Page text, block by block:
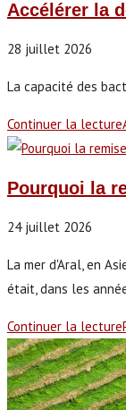
Accélérer la
28 juillet 2026
La capacité des
Continuer la lecture
Pourquoi la
24 juillet 2026
La mer d'Aral, en
était, dans les
Continuer la lecture